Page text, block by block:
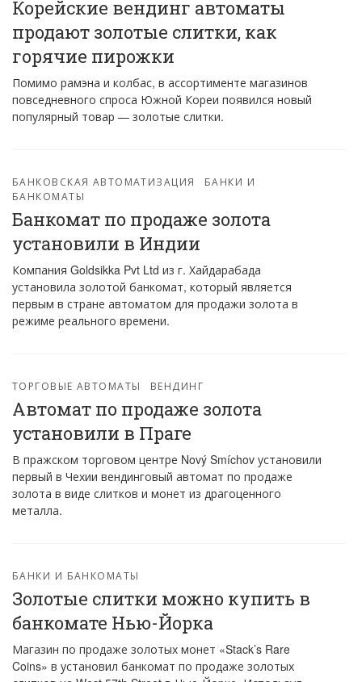
Корейские вендинг автоматы
продают золотые слитки, как
горячие пирожки
Помимо рамэна и колбас, в ассортименте магазинов
повседневного спроса Южной Кореи появился новый
популярный товар — золотые слитки.
БАНКОВСКАЯ АВТОМАТИЗАЦИЯ
БАНКИ И
БАНКОМАТЫ
Банкомат по продаже золота
установили в Индии
Компания Goldsikka Pvt Ltd из г. Хайдарабада
установила золотой банкомат, который является
первым в стране автоматом для продажи золота в
режиме реального времени.
ТОРГОВЫЕ АВТОМАТЫ ВЕНДИНГ
Автомат по продаже золота
установили в Праге
В пражском торговом центре Nový Smíchov установили
первый в Чехии вендинговый автомат по продаже
золота в виде слитков и монет из драгоценного
металла.
БАНКИ И БАНКОМАТЫ
Золотые слитки можно купить в
банкомате Нью-Йорка
Магазин по продаже золотых монет «Stack’s Rare
Coins» в установил банкомат по продаже золотых